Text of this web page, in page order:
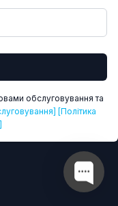
обслуговування та
[Політика